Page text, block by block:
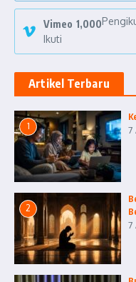
Vimeo 1,000
Ikuti
Artikel Terbaru
1 7
2
7